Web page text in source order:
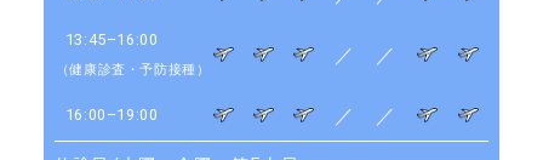
13:45–16:00
（健康診査 ・予防接種）
／ ／
16:00–19:00 ／ ／